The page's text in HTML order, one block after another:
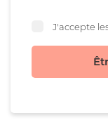
J'accepte